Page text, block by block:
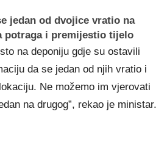
jedan od dvojice vratio na
potraga i premijestio tijelo
na deponiju gdje su ostavili
da se jedan od njih vratio i
Ne možemo im vjerovati
na drugog”, rekao je ministar.